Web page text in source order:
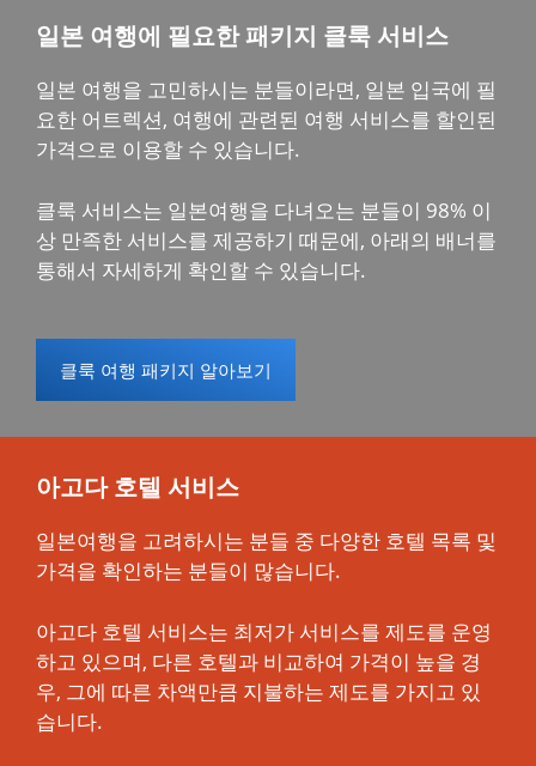
일본 여행에 필요한 패키지 클룩 서비스
일본 여행을 고민하시는 분들이라면, 일본 입국에 필
요한 어트렉션, 여행에 관련된 여행 서비스를 할인된
가격으로 이용할 수 있습니다.
클룩 서비스는 일본여행을 다녀오는 분들이 98% 이
상 만족한 서비스를 제공하기 때문에, 아래의 배너를
통해서 자세하게 확인할 수 있습니다.
클룩 여행 패키지 알아보기
아고다 호텔 서비스
일본여행을 고려하시는 분들 중 다양한 호텔 목록 및
가격을 확인하는 분들이 많습니다.
아고다 호텔 서비스는 최저가 서비스를 제도를 운영
하고 있으며, 다른 호텔과 비교하여 가격이 높을 경
우, 그에 따른 차액만큼 지불하는 제도를 가지고 있
습니다.